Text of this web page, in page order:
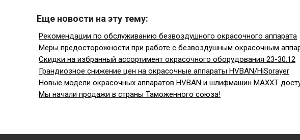
Еще новости на эту тему:
Рекомендации по обслуживанию безвоздушного окрасочного аппарата
Меры предосторожности при работе с безвоздушным окрасочным
Скидки на избранный ассортимент окрасочного оборудования 23-30.12
Грандиозное снижение цен на окрасочные аппараты HVBAN/HiSprayer
Новые модели окрасочных аппаратов HVBAN и шлифмашин МАХХТ
Мы начали продажи в страны Таможенного союза!